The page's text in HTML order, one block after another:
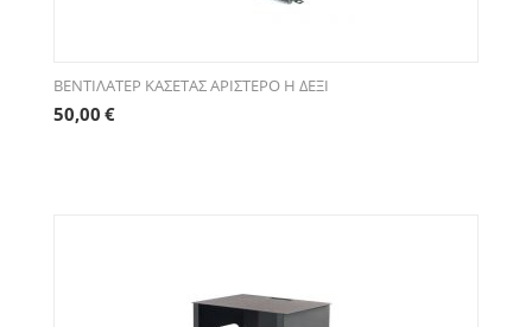
ΒΕΝΤΙΛΑΤΕΡ ΚΑΣΕΤΑΣ ΑΡΙΣΤΕΡΟ Η ΔΕΞΙ
50,00 €